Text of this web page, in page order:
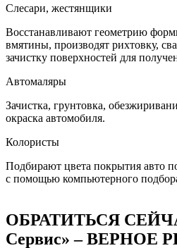
Слесари, жестянщики
Восстанавливают геометрию
вмятины, производят рихтовку,
зачистку поверхностей для
Автомаляры
Зачистка, грунтовка,
окраска автомобиля.
Колористы
Подбирают цвета покрытия авто
с помощью компьютерного
ОБРАТИТЬСЯ
Сервис» – ВЕРНОЕ